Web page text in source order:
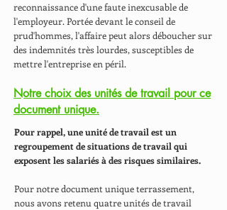
reconnaissance d'une faute inexcusable de
l'employeur. Portée devant le conseil de
prud'hommes, l'affaire peut alors déboucher sur
des indemnités très lourdes, susceptibles de
mettre l'entreprise en péril.
Notre choix des unités de travail pour ce
document unique.
Pour rappel, une unité de travail est un
regroupement de situations de travail qui
exposent les salariés à des risques similaires.
Pour notre document unique terrassement,
nous avons retenu quatre unités de travail